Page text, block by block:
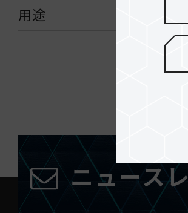
用途
ニュース